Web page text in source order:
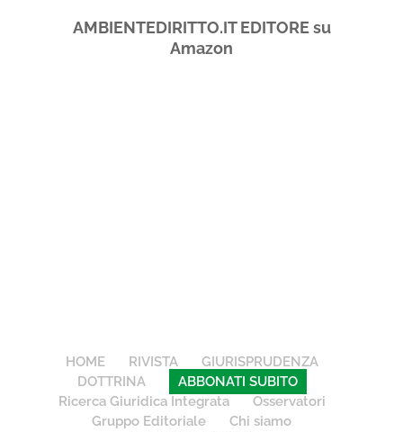
AMBIENTEDIRITTO.IT EDITORE su
Amazon
HOME RIVISTA
GIURISPRUDENZA
DOTTRINA
ABBONATI SUBITO
Ricerca Giuridica Integrata
Osservatori
Gruppo Editoriale
Chi siamo